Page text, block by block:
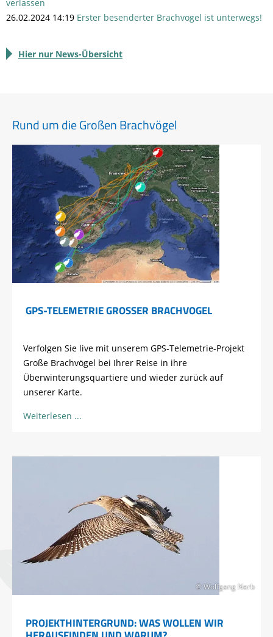
verlassen
26.02.2024 14:19 Erster besenderter Brachvogel ist unterwegs!
Hier nur News-Übersicht
Rund um die Großen Brachvögel
GPS-TELEMETRIE GROSSER BRACHVOGEL
Verfolgen Sie live mit unserem GPS-Telemetrie-Projekt
Große Brachvögel bei Ihrer Reise in ihre
Überwinterungsquartiere und wieder zurück auf
unserer Karte.
Weiterlesen
© Wolfgang Nerb
PROJEKTHINTERGRUND: WAS WOLLEN WIR